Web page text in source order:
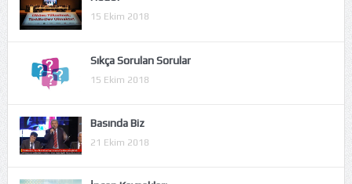
15 Ekim 2018
Sıkça Sorulan Sorular
15 Ekim 2018
Basında Biz
21 Ekim 2018